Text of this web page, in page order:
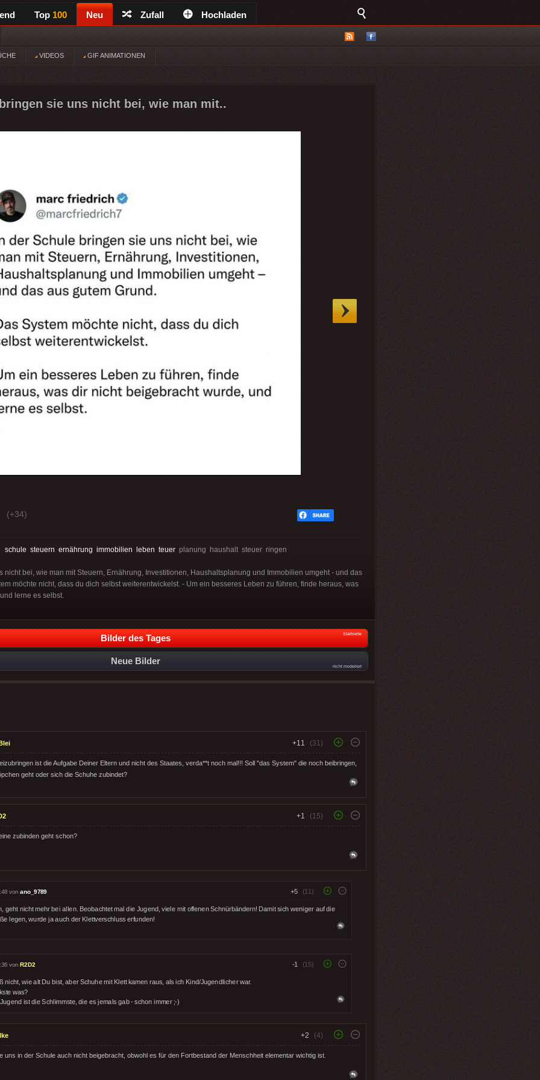
Top 100 Neu Zufall Hochladen
VIDEOS GIF ANIMATIONEN
sie uns nicht bei, wie man mit..
(+34)
schule steuern ernährung immobilien leben teuer planung haushalt steuer ringen
nicht bei, wie man mit Steuern, Ernährung, Investitionen, Haushaltsplanung und Immobilien umgeht - und das
möchte nicht, dass du dich selbst weiterentwickelst. - Um ein besseres Leben zu führen, finde heraus, was
lerne es selbst.
Bilder des Tages Startseite
Neue Bilder
nicht moderiert
+11 (31)
ist die Aufgabe Deiner Eltern und nicht des Staates, verda**t noch mal!!! Soll "das System" die noch beibringen,
geht oder sich die Schuhe zubindet?
+1 (15)
zubinden geht schon?
vonano_9789 +5 (11)
geht nicht mehr bei allen. Beobachtet mal die Jugend, viele mit offenen Schnürbändern! Damit sich weniger auf die
legen, wurde ja auch der Klettverschluss erfunden!
vonR2D2 -1 (15)
nicht, wie alt Du bist, aber Schuhe mit Klett kamen raus, als ich Kind/Jugendlicher war.
was?
ist die Schlimmste, die es jemals gab - schon immer ;-)
+2 (4)
uns in der Schule auch nicht beigebracht, obwohl es für den Fortbestand der Menschheit elementar wichtig ist.